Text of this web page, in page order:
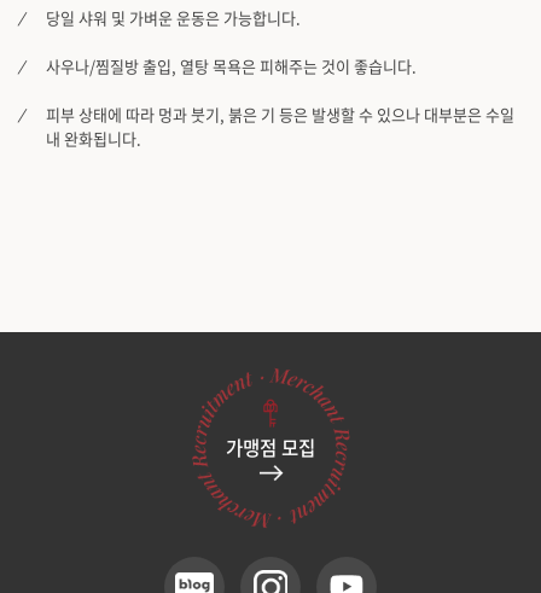
당일 샤워 및 가벼운 운동은 가능합니다.
사우나/찜질방 출입, 열탕 목욕은 피해주는 것이 좋습니다.
피부 상태에 따라 멍과 붓기, 붉은 기 등은 발생할 수 있으나 대부분은 수일
내 완화됩니다.
가맹점 모집